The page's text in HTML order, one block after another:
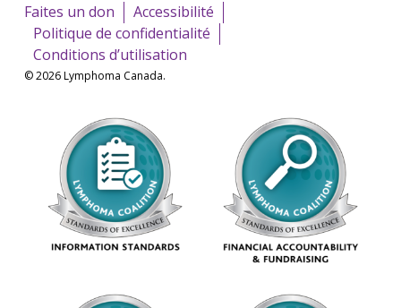
Faites un don
Accessibilité
Politique de confidentialité
Conditions d’utilisation
© 2026 Lymphoma Canada.